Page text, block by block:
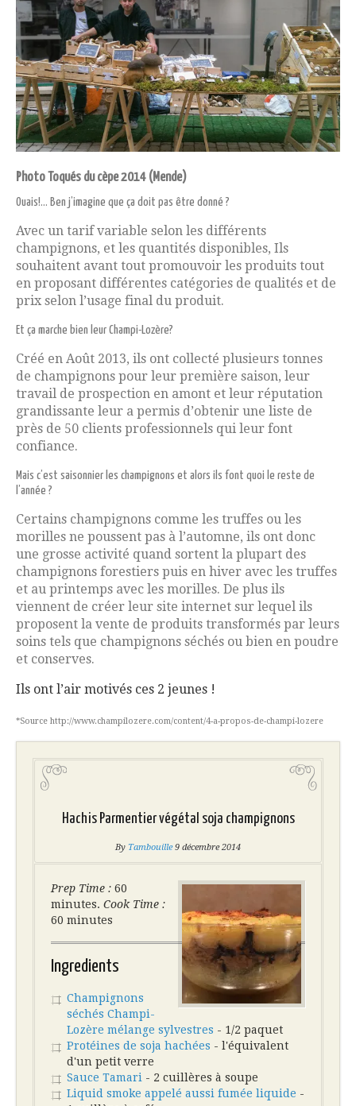
Photo Toqués du cèpe 2014 (Mende)
Ouais!… Ben j’imagine que ça doit pas être donné ?
Avec un tarif variable selon les différents
champignons, et les quantités disponibles, Ils
souhaitent avant tout promouvoir les produits tout
en proposant différentes catégories de qualités et de
prix selon l’usage final du produit.
Et ça marche bien leur Champi-Lozère?
Créé en Août 2013, ils ont collecté plusieurs tonnes
de champignons pour leur première saison, leur
travail de prospection en amont et leur réputation
grandissante leur a permis d’obtenir une liste de
près de 50 clients professionnels qui leur font
confiance.
Mais c’est saisonnier les champignons et alors ils font quoi le reste de
l’année ?
Certains champignons comme les truffes ou les
morilles ne poussent pas à l’automne, ils ont donc
une grosse activité quand sortent la plupart des
champignons forestiers puis en hiver avec les truffes
et au printemps avec les morilles. De plus ils
viennent de créer leur site internet sur lequel ils
proposent la vente de produits transformés par leurs
soins tels que champignons séchés ou bien en poudre
et conserves.
Ils ont l’air motivés ces 2 jeunes !
*Source http://www.champilozere.com/content/4-a-propos-de-champi-lozere
Hachis Parmentier végétal soja champignons
By Tambouille 9 décembre 2014
Prep Time : 60
minutes. Cook Time :
60 minutes
Ingredients
Champignons
séchés Champi-
Lozère mélange sylvestres - 1/2 paquet
Protéines de soja hachées - l'équivalent
d'un petit verre
Sauce Tamari - 2 cuillères à soupe
Liquid smoke appelé aussi fumée liquide -